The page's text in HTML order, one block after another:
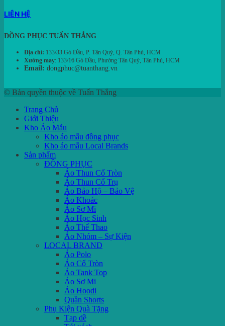
LIÊN HỆ
ĐỒNG PHỤC TUẤN THẮNG
Địa chỉ: 133/33 Gò Dầu, P. Tân Quý, Q. Tân Phú, HCM
Xưởng may: 133/16 Gò Dầu, Phường Tân Quý, Tân Phú, HCM
Email: dongphuc@tuanthang.vn
© Bản quyền thuộc về Tuấn Thắng
Trang Chủ
Giới Thiệu
Kho Áo Mẫu
Kho áo mẫu đồng phục
Kho áo mẫu Local Brands
Sản phẩm
ĐỒNG PHỤC
Áo Thun Cổ Tròn
Áo Thun Cổ Trụ
Áo Bảo Hộ – Bảo Vệ
Áo Khoác
Áo Sơ Mi
Áo Học Sinh
Áo Thể Thao
Áo Nhóm – Sự Kiện
LOCAL BRAND
Áo Polo
Áo Cổ Tròn
Áo Tank Top
Áo Sơ Mi
Áo Hoodi
Quần Shorts
Phụ Kiện Quà Tặng
Tạp dề